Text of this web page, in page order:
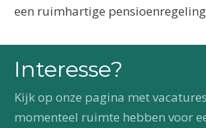
een ruimhartige
Interesse?
Kijk op onze pagina met
momenteel ruimte hebben voor